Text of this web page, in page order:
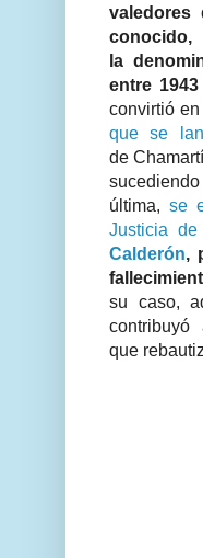
valedores
la
entre
convirtió
que se
de
última, se
Justicia de
Calderón,
su caso,
que